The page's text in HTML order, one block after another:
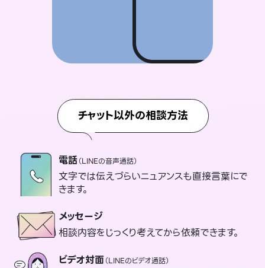
チャット以外の相談方法
電話（LINEの音声通話）
文字では伝えづらいニュアンスも直接言葉にで
きます。
メッセージ
相談内容をじっくり考えてから依頼できます。
ビデオ対面（LINEのビデオ通話）